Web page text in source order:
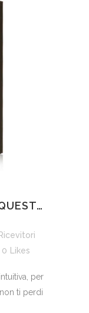
Ricevitori
0 Likes
per
ti perdi